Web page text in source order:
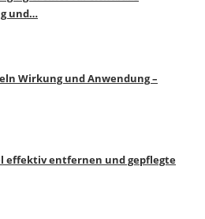
und…
Wirkung und Anwendung –
effektiv entfernen und gepflegte